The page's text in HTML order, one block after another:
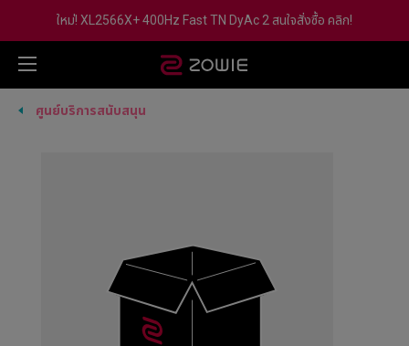
ใหม่! XL2566X+ 400Hz Fast TN DyAc 2 สนใจสั่งซื้อ คลิก!
ศูนย์บริการสนับสนุน